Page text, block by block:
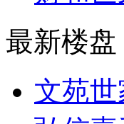
最新楼盘
文苑世